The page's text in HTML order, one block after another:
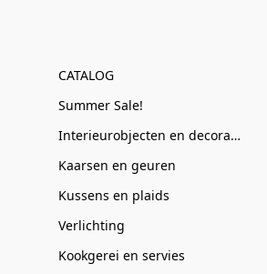
CATALOG
Summer Sale!
Interieurobjecten en decoratie
Kaarsen en geuren
Kussens en plaids
Verlichting
Kookgerei en servies